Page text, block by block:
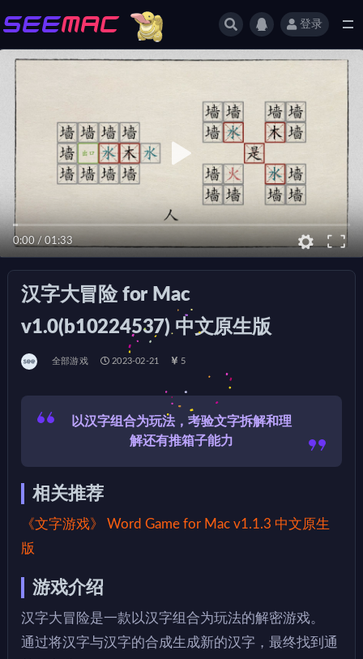
登录
0:00 / 01:33
汉字大冒险 for Mac
v1.0(b10224537) 中文原生版
全部游戏 2023-02-21 5
以汉字组合为玩法，考验文字拆解和理
解还有推箱子能力
相关推荐
《文字游戏》 Word Game for Mac v1.1.3 中文原生
版
游戏介绍
汉字大冒险是一款以汉字组合为玩法的解密游戏。
通过将汉字与汉字的合成生成新的汉字，最终找到通